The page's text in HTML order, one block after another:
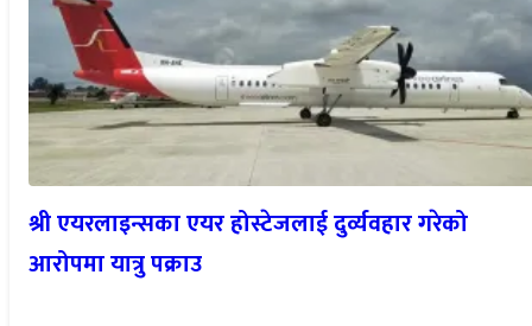
श्री एयरलाइन्सका एयर होस्टेजलाई दुर्व्यवहार गरेको
आरोपमा यात्रु पक्राउ